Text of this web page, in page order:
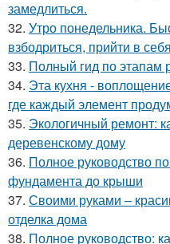
замедлиться.
32. Утро понедельника.
взбодриться, прийти в
33. Полный гид по этапам
34. Эта кухня -
где каждый элемент
35. Экологичный ремонт:
деревенскому дому
36. Полное руководство
фундамента до крыши
37. Своими руками –
отделка дома
38. Полное руководство: